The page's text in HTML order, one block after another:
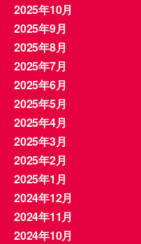
2025年10月
2025年9月
2025年8月
2025年7月
2025年6月
2025年5月
2025年4月
2025年3月
2025年2月
2025年1月
2024年12月
2024年11月
2024年10月